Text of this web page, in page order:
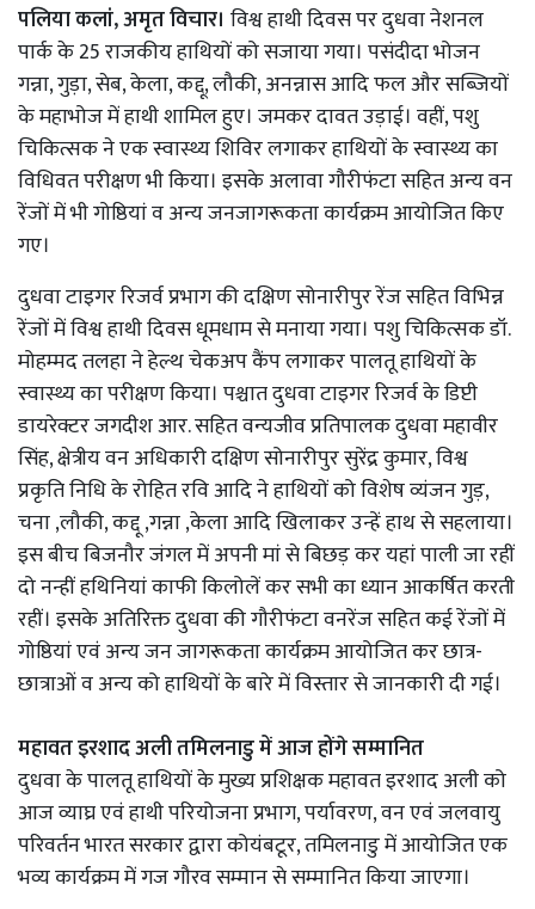
पलिया कलां, अमृत विचार। विश्व हाथी दिवस पर दुधवा नेशनल
पार्क के 25 राजकीय हाथियों को सजाया गया। पसंदीदा भोजन
गन्ना, गुड़ा, सेब, केला, कद्दू, लौकी, अनन्नास आदि फल और सब्जियों
के महाभोज में हाथी शामिल हुए। जमकर दावत उड़ाई। वहीं, पशु
चिकित्सक ने एक स्वास्थ्य शिविर लगाकर हाथियों के स्वास्थ्य का
विधिवत परीक्षण भी किया। इसके अलावा गौरीफंटा सहित अन्य वन
रेंजों में भी गोष्ठियां व अन्य जनजागरूकता कार्यक्रम आयोजित किए
गए।
दुधवा टाइगर रिजर्व प्रभाग की दक्षिण सोनारीपुर रेंज सहित विभिन्न
रेंजों में विश्व हाथी दिवस धूमधाम से मनाया गया। पशु चिकित्सक डॉ.
मोहम्मद तलहा ने हेल्थ चेकअप कैंप लगाकर पालतू हाथियों के
स्वास्थ्य का परीक्षण किया। पश्चात दुधवा टाइगर रिजर्व के डिप्टी
डायरेक्टर जगदीश आर. सहित वन्यजीव प्रतिपालक दुधवा महावीर
सिंह, क्षेत्रीय वन अधिकारी दक्षिण सोनारीपुर सुरेंद्र कुमार, विश्व
प्रकृति निधि के रोहित रवि आदि ने हाथियों को विशेष व्यंजन गुड़,
चना ,लौकी, कद्दू ,गन्ना ,केला आदि खिलाकर उन्हें हाथ से सहलाया।
इस बीच बिजनौर जंगल में अपनी मां से बिछड़ कर यहां पाली जा रहीं
दो नन्हीं हथिनियां काफी किलोलें कर सभी का ध्यान आकर्षित करती
रहीं। इसके अतिरिक्त दुधवा की गौरीफंटा वनरेंज सहित कई रेंजों में
गोष्ठियां एवं अन्य जन जागरूकता कार्यक्रम आयोजित कर छात्र-
छात्राओं व अन्य को हाथियों के बारे में विस्तार से जानकारी दी गई।
महावत इरशाद अली तमिलनाडु में आज होंगे सम्मानित
दुधवा के पालतू हाथियों के मुख्य प्रशिक्षक महावत इरशाद अली को
आज व्याघ्र एवं हाथी परियोजना प्रभाग, पर्यावरण, वन एवं जलवायु
परिवर्तन भारत सरकार द्वारा कोयंबटूर, तमिलनाडु में आयोजित एक
भव्य कार्यक्रम में गज गौरव सम्मान से सम्मानित किया जाएगा।